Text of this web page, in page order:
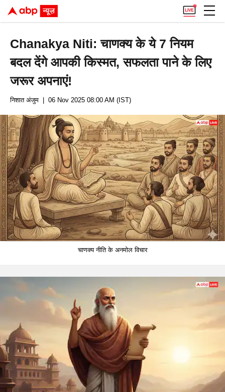
Chanakya Niti: चाणक्य के ये 7 नियम
बदल देंगे आपकी किस्मत, सफलता पाने के लिए
जरूर अपनाएं!
निशात अंजुम | 06 Nov 2025 08:00 AM (IST)
चाणक्य नीति के अनमोल विचार